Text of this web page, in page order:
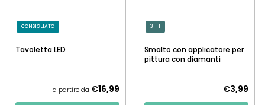
CONSIGLIATO
Tavoletta LED
a partire da €16,99
3 + 1
Smalto con applicatore per
pittura con diamanti
€3,99